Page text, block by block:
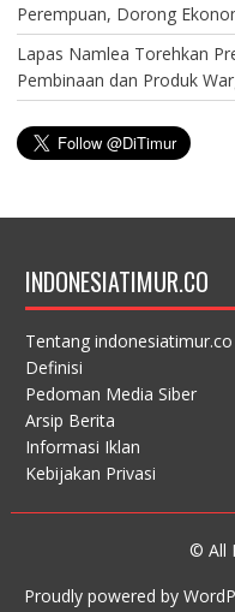
Perempuan, Dorong
Lapas Namlea Torehkan
Pembinaan dan Produk
INDONESIATIMUR.CO
Tentang indonesiatimur.co
Definisi
Pedoman Media Siber
Arsip Berita
Informasi Iklan
Kebijakan Privasi
© All
Proudly powered by